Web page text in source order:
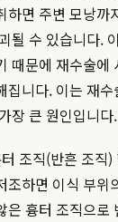
하면 주변 모낭까
될 수 있습니다.
때문에 재수술에
집니다. 이는 재
장 큰 원인입니다.
조직(반흔 조직
조하면 이식 부위
은 흉터 조직으로